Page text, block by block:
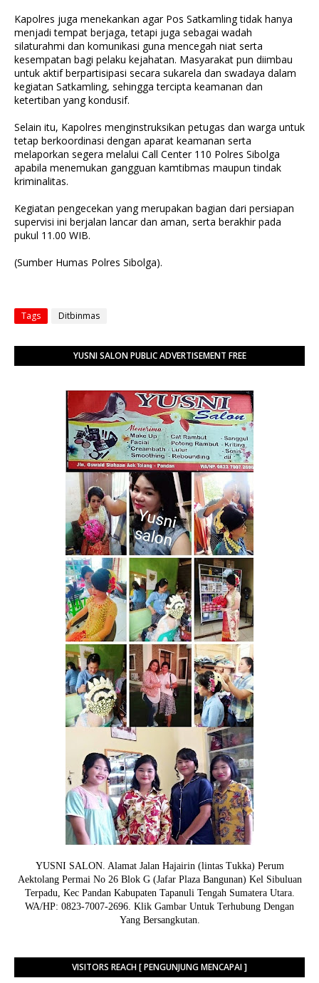
Kapolres juga menekankan agar Pos Satkamling tidak hanya
menjadi tempat berjaga, tetapi juga sebagai wadah
silaturahmi dan komunikasi guna mencegah niat serta
kesempatan bagi pelaku kejahatan. Masyarakat pun diimbau
untuk aktif berpartisipasi secara sukarela dan swadaya dalam
kegiatan Satkamling, sehingga tercipta keamanan dan
ketertiban yang kondusif.
Selain itu, Kapolres menginstruksikan petugas dan warga untuk
tetap berkoordinasi dengan aparat keamanan serta
melaporkan segera melalui Call Center 110 Polres Sibolga
apabila menemukan gangguan kamtibmas maupun tindak
kriminalitas.
Kegiatan pengecekan yang merupakan bagian dari persiapan
supervisi ini berjalan lancar dan aman, serta berakhir pada
pukul 11.00 WIB.
(Sumber Humas Polres Sibolga).
Tags Ditbinmas
YUSNI SALON PUBLIC ADVERTISEMENT FREE
YUSNI SALON. Alamat Jalan Hajairin (lintas Tukka) Perum
Aektolang Permai No 26 Blok G (Jafar Plaza Bangunan) Kel Sibuluan
Terpadu, Kec Pandan Kabupaten Tapanuli Tengah Sumatera Utara.
WA/HP: 0823-7007-2696. Klik Gambar Untuk Terhubung Dengan
Yang Bersangkutan.
VISITORS REACH [ PENGUNJUNG MENCAPAI ]